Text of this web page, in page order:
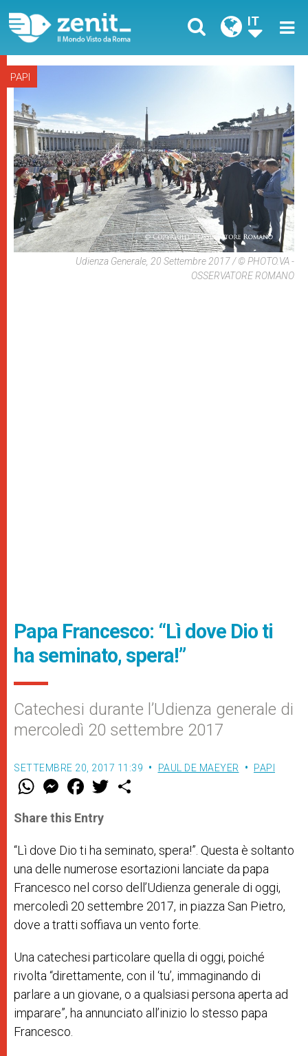
IT
PAPI
Udienza Generale, 20 Settembre 2017 / © PHOTO.VA -
OSSERVATORE ROMANO
Papa Francesco: “Lì dove Dio ti
ha seminato, spera!”
Catechesi durante l’Udienza generale di
mercoledì 20 settembre 2017
SETTEMBRE 20, 2017 11:39 PAUL DE MAEYER PAPI
W
t
s
p
p
M
e
s
e
g
e
r
F
a
e
b
o
k
w
r
Share this Entry
“Lì dove Dio ti ha seminato, spera!”. Questa è soltanto
una delle numerose esortazioni lanciate da papa
Francesco nel corso dell’Udienza generale di oggi,
mercoledì 20 settembre 2017, in piazza San Pietro,
dove a tratti soffiava un vento forte.
Una catechesi particolare quella di oggi, poiché
rivolta “direttamente, con il ‘tu’, immaginando di
parlare a un giovane, o a qualsiasi persona aperta ad
imparare”, ha annunciato all’inizio lo stesso papa
Francesco.